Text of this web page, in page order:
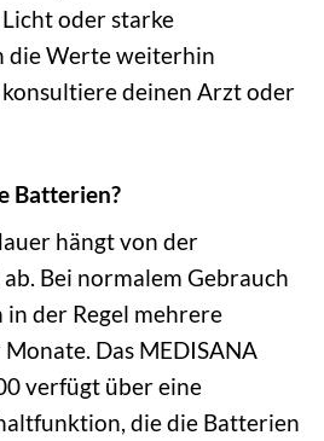
oder starke
die Werte weiterhin
deinen Arzt oder
Batterien?
hängt von der
Bei normalem Gebrauch
der Regel mehrere
Das MEDISANA
verfügt über eine
die die Batterien